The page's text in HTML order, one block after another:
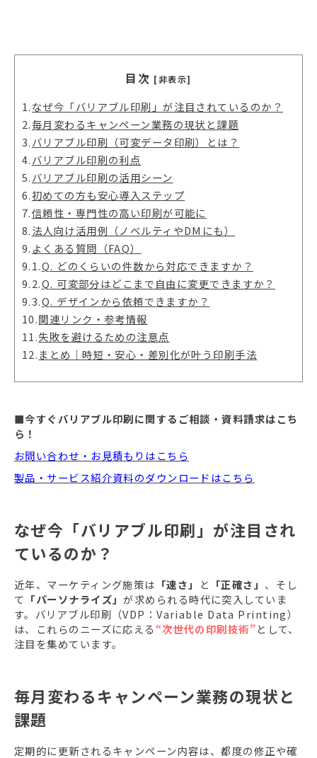
目次 [非表示]
1.なぜ今「バリアブル印刷」が注目されているのか？
2.毎月変わるキャンペーン業務の現状と課題
3.バリアブル印刷（可変データ印刷）とは？
4.バリアブル印刷の利点
5.バリアブル印刷の活用シーン
6.初めての方も安心導入ステップ
7.信頼性・専門性の高い印刷が可能に
8.法人向け活用例（ノベルティやDMにも）
9. よくある質問（FAQ）
9.1.Q. どのくらいの件数から対応できますか？
9.2.Q. 可変部分はどこまで自由に変更できますか？
9.3.Q. デザインから依頼できますか？
10.関連リンク・参考情報
11.失敗を避けるための注意点
12.まとめ｜時短・安心・差別化が叶う印刷手法
■今すぐバリアブル印刷に関するご相談・資料請求はこち
ら！
お問い合わせ・お見積もりはこちら
製品・サービス紹介資料のダウンロードはこちら
なぜ今「バリアブル印刷」が注目され
ているのか？
近年、マーケティング施策は 「速さ」 と 「正確さ」 、そし
て 「パーソナライズ」が求められる時代に突入していま
す。バリアブル印刷（VDP：Variable Data Printing）
は、これらのニーズに応える “次世代の印刷技術”として、
注目を集めています。
毎月変わるキャンペーン業務の現状と
課題
定期的に更新されるキャンペーン内容は、都度の修正や確